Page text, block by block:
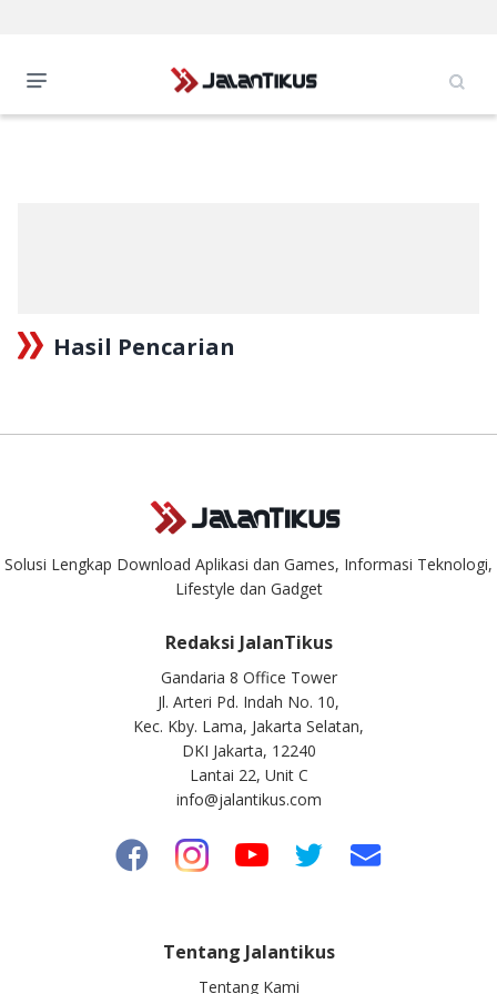
Hasil Pencarian
Solusi Lengkap Download Aplikasi dan Games, Informasi Teknologi,
Lifestyle dan Gadget
Redaksi JalanTikus
Gandaria 8 Office Tower
Jl. Arteri Pd. Indah No. 10,
Kec. Kby. Lama, Jakarta Selatan,
DKI Jakarta, 12240
Lantai 22, Unit C
info@jalantikus.com
Tentang Jalantikus
Tentang Kami